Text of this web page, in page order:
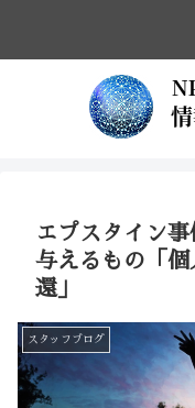
エプスタイン
与えるもの「
還」
スタッフブログ